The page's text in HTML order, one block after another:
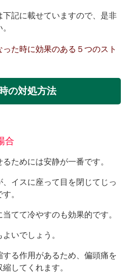
記に載せていますので、是非
った時に効果のある５つのスト
の対処方法
合
ためには安静が一番です。
イスに座って目を閉じてじっ
。
てて冷やすのも効果的です。
いでしょう。
る作用があるため、偏頭痛を
してくれます。